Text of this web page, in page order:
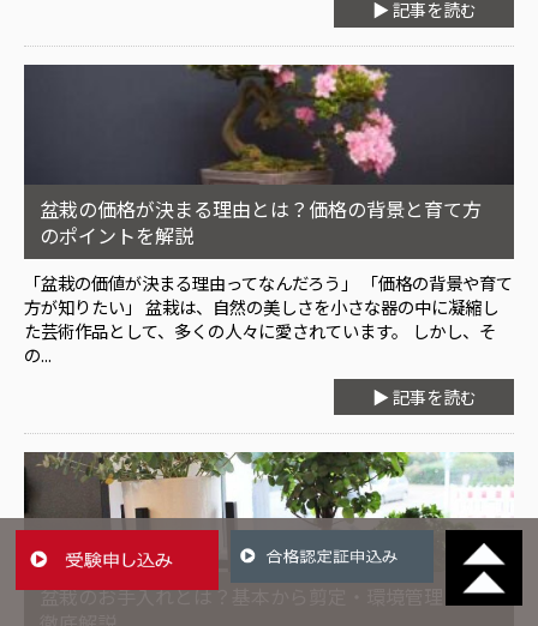
▶ 記事を読む
盆栽の価格が決まる理由とは？価格の背景と育て方
のポイントを解説
「盆栽の価値が決まる理由ってなんだろう」 「価格の背景や育て
方が知りたい」 盆栽は、自然の美しさを小さな器の中に凝縮し
た芸術作品として、多くの人々に愛されています。 しかし、そ
の...
▶ 記事を読む
盆栽のお手入れとは？基本から剪定・環境管理まで